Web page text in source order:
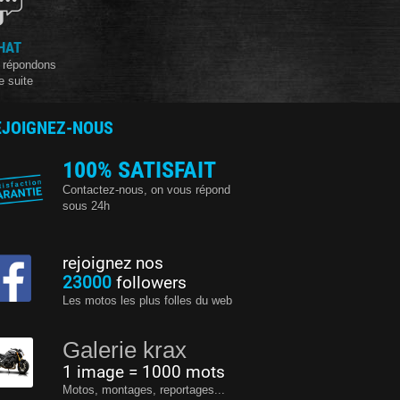
suite
NOUS
100% SATISFAIT
Contactez-nous, on vous répond
sous 24h
rejoignez nos
23000followers
Les motos les plus folles du web
Galerie krax
1 image = 1000 mots
Motos, montages, reportages...